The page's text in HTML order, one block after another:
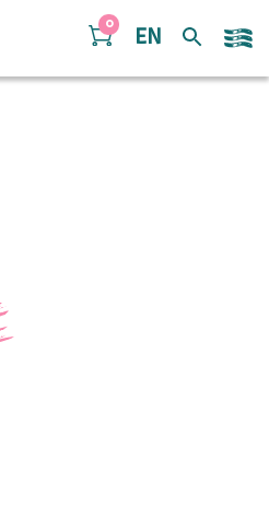
0
EN